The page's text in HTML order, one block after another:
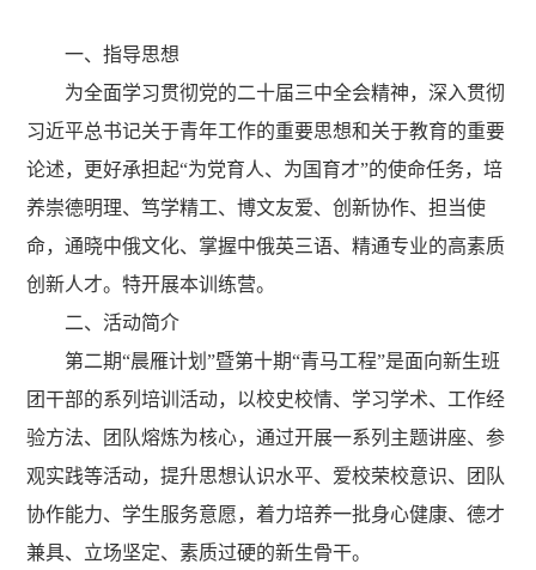
一、指导思想
为全面学习贯彻党的二十届三中全会精神，深入贯彻
习近平总书记关于青年工作的重要思想和关于教育的重要
论述，更好承担起“为党育人、为国育才”的使命任务，培
养崇德明理、笃学精工、博文友爱、创新协作、担当使
命，通晓中俄文化、掌握中俄英三语、精通专业的高素质
创新人才。特开展本训练营。
二、活动简介
第二期“晨雁计划”暨第十期“青马工程”是面向新生班
团干部的系列培训活动，以校史校情、学习学术、工作经
验方法、团队熔炼为核心，通过开展一系列主题讲座、参
观实践等活动，提升思想认识水平、爱校荣校意识、团队
协作能力、学生服务意愿，着力培养一批身心健康、德才
兼具、立场坚定、素质过硬的新生骨干。